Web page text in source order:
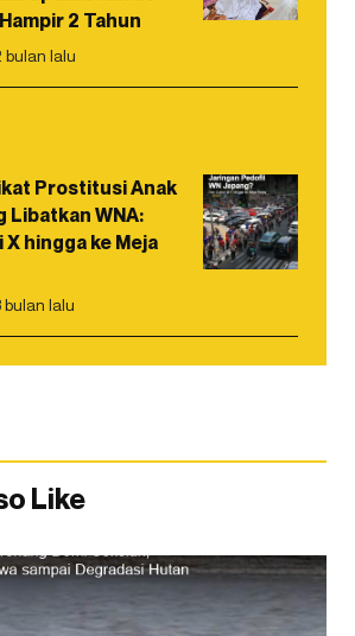
2 Tahun
bulan lalu
Prostitusi Anak
Libatkan WNA:
hingga ke Meja
bulan lalu
Like